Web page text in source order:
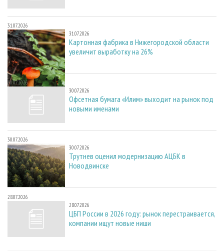
31.07.2026
31.07.2026
Картонная фабрика в Нижегородской области
увеличит выработку на 26%
30.07.2026
30.07.2026
Офсетная бумага «Илим» выходит на рынок под
новыми именами
30.07.2026
30.07.2026
Трутнев оценил модернизацию АЦБК в
Новодвинске
28.07.2026
28.07.2026
ЦБП России в 2026 году: рынок перестраивается,
компании ищут новые ниши